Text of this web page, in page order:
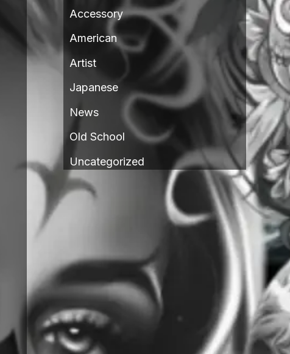
Accessory
American
Artist
Japanese
News
Old School
Uncategorized